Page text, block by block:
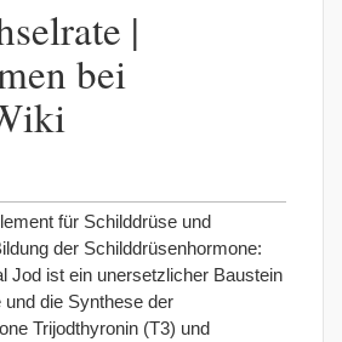
|
bei
für Schilddrüse und
der Schilddrüsenhormone:
Jod ist ein unersetzlicher Baustein
die Synthese der
Trijodthyronin (T3) und